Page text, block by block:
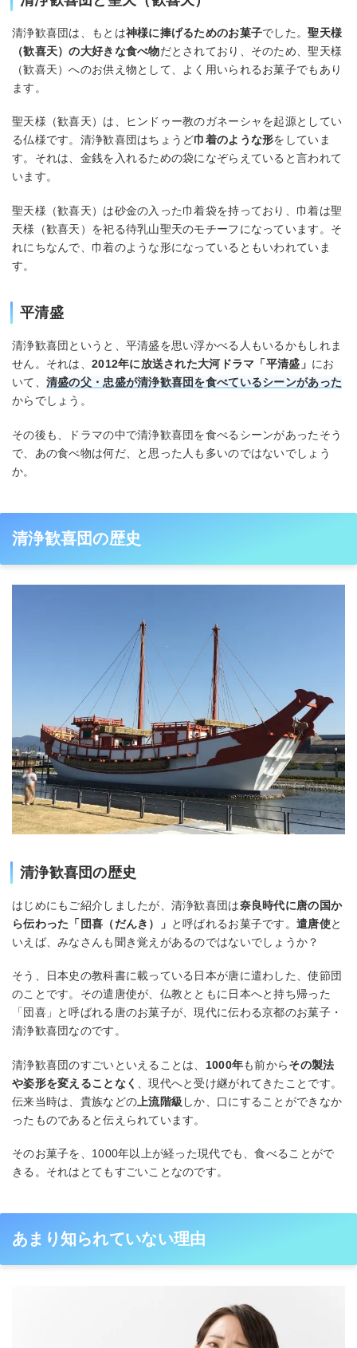
清浄歓喜団は、もとは神様に捧げるためのお菓子でした。聖天様
（歓喜天）の大好きな食べ物だとされており、そのため、聖天様
（歓喜天）へのお供え物として、よく用いられるお菓子でもあり
ます。
聖天様（歓喜天）は、ヒンドゥー教のガネーシャを起源としてい
る仏様です。清浄歓喜団はちょうど巾着のような形をしていま
す。それは、金銭を入れるための袋になぞらえていると言われて
います。
聖天様（歓喜天）は砂金の入った巾着袋を持っており、巾着は聖
天様（歓喜天）を祀る待乳山聖天のモチーフになっています。そ
れにちなんで、巾着のような形になっているともいわれていま
す。
平清盛
清浄歓喜団というと、平清盛を思い浮かべる人もいるかもしれま
せん。それは、 2012年に放送された大河ドラマ「平清盛」 にお
いて、 清盛の父・忠盛が清浄歓喜団を食べているシーンがあった
からでしょう。
その後も、ドラマの中で清浄歓喜団を食べるシーンがあったそう
で、あの食べ物は何だ、と思った人も多いのではないでしょう
か。
清浄歓喜団の歴史
清浄歓喜団の歴史
はじめにもご紹介しましたが、清浄歓喜団は奈良時代に唐の国か
ら伝わった「団喜（だんき）」 と呼ばれるお菓子です。遣唐使と
いえば、みなさんも聞き覚えがあるのではないでしょうか？
そう、日本史の教科書に載っている日本が唐に遣わした、使節団
のことです。その遣唐使が、仏教とともに日本へと持ち帰った
「団喜」と呼ばれる唐のお菓子が、現代に伝わる京都のお菓子・
清浄歓喜団なのです。
清浄歓喜団のすごいといえることは、 1000年も前からその製法
や姿形を変えることなく
、現代へと受け継がれてきたことです。
伝来当時は、貴族などの 上流階級 しか、口にすることができなか
ったものであると伝えられています。
そのお菓子を、1000年以上が経った現代でも、食べることがで
きる。それはとてもすごいことなのです。
あまり知られていない理由